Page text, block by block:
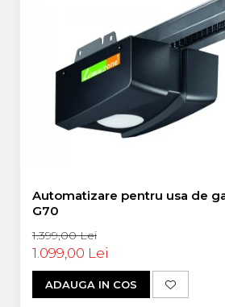
Automatizare pentru usa de
G70
1.399,00 Lei
1.099,00 Lei
ADAUGA IN COS